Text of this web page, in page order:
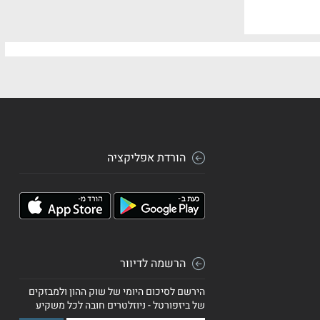
הורדת אפליקציה
הרשמה לדיוור
הירשם לסיכום היומי של שוק ההון ולמבזקים
של ביזפורטל - ניוזלטרים חובה לכל משקיע